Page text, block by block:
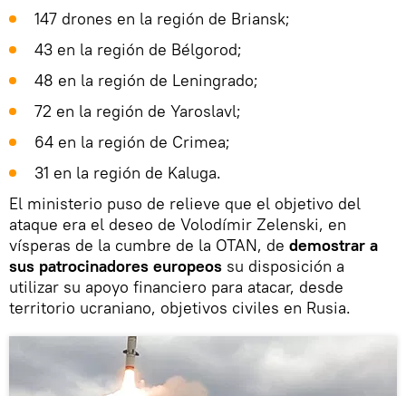
147 drones en la región de Briansk;
43 en la región de Bélgorod;
48 en la región de Leningrado;
72 en la región de Yaroslavl;
64 en la región de Crimea;
31 en la región de Kaluga.
El ministerio puso de relieve que el objetivo del
ataque era el deseo de Volodímir Zelenski, en
vísperas de la cumbre de la OTAN, de demostrar a
sus patrocinadores europeos su disposición a
utilizar su apoyo financiero para atacar, desde
territorio ucraniano, objetivos civiles en Rusia.